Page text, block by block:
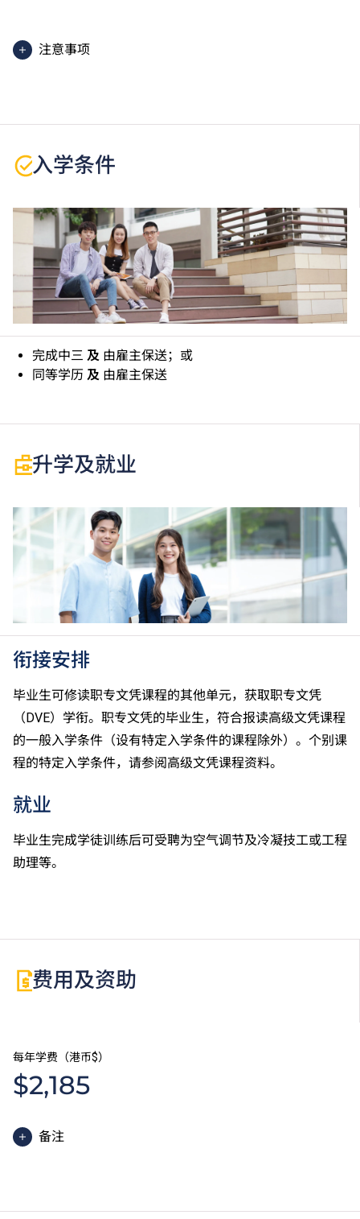
生选择修读不同的自选单元而有少许差别。
部分课堂需在青年学院（葵涌）上课。
注意事项
何课程、修正课程名称、内容或更改开办课程的院校／
持有更高学历或其他学科的基本技术证书或具相关工作
入学条件
完成中三 及 由雇主保送；或
同等学历 及 由雇主保送
升学及就业
衔接安排
毕业生可修读职专文凭课程的其他单元，获取职专文凭
（DVE）学衔。职专文凭的毕业生，符合报读高级文凭课程
的一般入学条件（设有特定入学条件的课程除外）。个别课
程的特定入学条件，请参阅高级文凭课程资料。
就业
毕业生完成学徒训练后可受聘为空气调节及冷凝技工或工程
助理等。
费用及资助
每年学费（港币$）
$2,185
备注
付所需费用。